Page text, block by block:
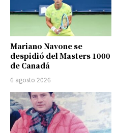
Mariano Navone se
despidió del Masters 1000
de Canadá
6 agosto 2026